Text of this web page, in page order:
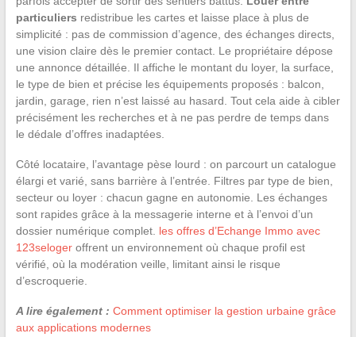
particuliers redistribue les cartes et laisse place à plus de
simplicité : pas de commission d’agence, des échanges directs,
une vision claire dès le premier contact. Le propriétaire dépose
une annonce détaillée. Il affiche le montant du loyer, la surface,
le type de bien et précise les équipements proposés : balcon,
jardin, garage, rien n’est laissé au hasard. Tout cela aide à cibler
précisément les recherches et à ne pas perdre de temps dans
le dédale d’offres inadaptées.
Côté locataire, l’avantage pèse lourd : on parcourt un catalogue
élargi et varié, sans barrière à l’entrée. Filtres par type de bien,
secteur ou loyer : chacun gagne en autonomie. Les échanges
sont rapides grâce à la messagerie interne et à l’envoi d’un
dossier numérique complet. les offres d’Echange Immo avec
123selogeroffrent un environnement où chaque profil est
vérifié, où la modération veille, limitant ainsi le risque
d’escroquerie.
A lire également : Comment optimiser la gestion urbaine grâce
aux applications modernes